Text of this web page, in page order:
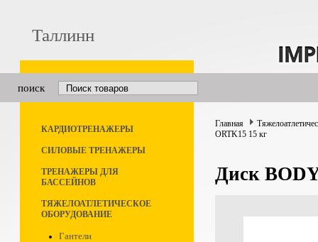
Таллинн
поиск
КАРДИОТРЕНАЖЕРЫ
СИЛОВЫЕ ТРЕНАЖЕРЫ
ТРЕНАЖЕРЫ ДЛЯ
БАССЕЙНОВ
ТЯЖЕЛОАТЛЕТИЧЕСКОЕ
ОБОРУДОВАНИЕ
Гантели
Главная
ORTK15 15 кг
Диск